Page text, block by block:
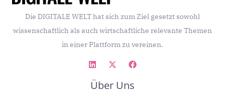
Die DIGITALE WELT hat sich zum Ziel gesetzt sowohl
wissenschaftlich als auch wirtschaftliche relevante Themen
in einer Plattform zu vereinen.
Über Uns